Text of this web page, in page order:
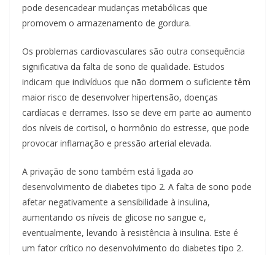
pode desencadear mudanças metabólicas que
promovem o armazenamento de gordura.
Os problemas cardiovasculares são outra consequência
significativa da falta de sono de qualidade. Estudos
indicam que indivíduos que não dormem o suficiente têm
maior risco de desenvolver hipertensão, doenças
cardíacas e derrames. Isso se deve em parte ao aumento
dos níveis de cortisol, o hormônio do estresse, que pode
provocar inflamação e pressão arterial elevada.
A privação de sono também está ligada ao
desenvolvimento de diabetes tipo 2. A falta de sono pode
afetar negativamente a sensibilidade à insulina,
aumentando os níveis de glicose no sangue e,
eventualmente, levando à resistência à insulina. Este é
um fator crítico no desenvolvimento do diabetes tipo 2.